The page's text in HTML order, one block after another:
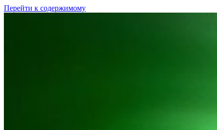
Перейти к содержимому